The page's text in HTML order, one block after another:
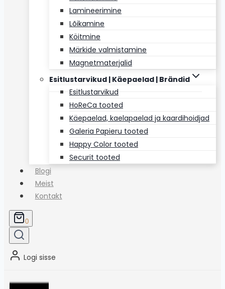
Lamineerimine
Lõikamine
Köitmine
Märkide valmistamine
Magnetmaterjalid
Esitlustarvikud | Käepaelad | Brändid
Esitlustarvikud
HoReCa tooted
Käepaelad, kaelapaelad ja kaardihoidjad
Galeria Papieru tooted
Happy Color tooted
Securit tooted
Blogi
Meist
Kontakt
0
Logi sisse